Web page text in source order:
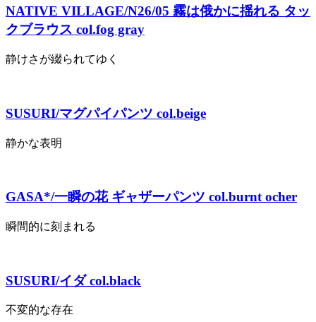
NATIVE VILLAGE/N26/05 霧は俄かに揺れる タッ
クブラウス col.fog gray
静けさが綴られてゆく
SUSURI/マグパイパンツ col.beige
静かな表明
GASA*/一瞬の花 ギャザーパンツ col.burnt ocher
瞬間的に刻まれる
SUSURI/イダ col.black
不変的な存在